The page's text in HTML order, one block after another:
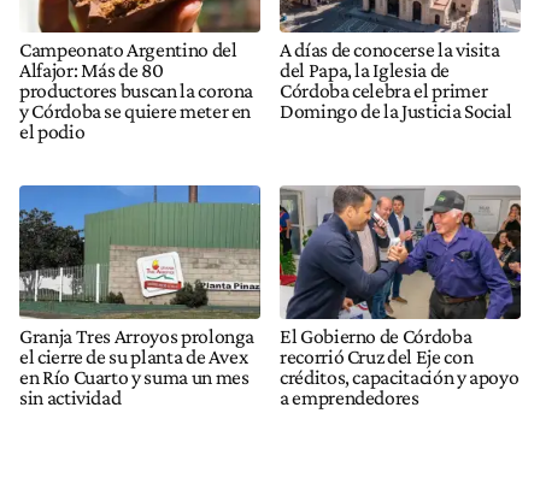
Campeonato Argentino del
Alfajor: Más de 80
productores buscan la corona
y Córdoba se quiere meter en
el podio
A días de conocerse la visita
del Papa, la Iglesia de
Córdoba celebra el primer
Domingo de la Justicia Social
Granja Tres Arroyos prolonga
el cierre de su planta de Avex
en Río Cuarto y suma un mes
sin actividad
El Gobierno de Córdoba
recorrió Cruz del Eje con
créditos, capacitación y apoyo
a emprendedores